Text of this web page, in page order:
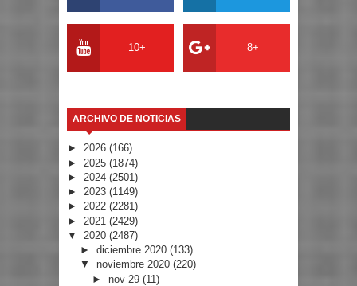
10+ 8+
ARCHIVO DE NOTICIAS
► 2026 (166)
► 2025 (1874)
► 2024 (2501)
► 2023 (1149)
► 2022 (2281)
► 2021 (2429)
▼ 2020 (2487)
► diciembre 2020 (133)
▼ noviembre 2020 (220)
► nov 29(11)